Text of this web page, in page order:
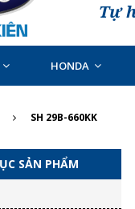
Tự
HONDA
SH 29B-660KK
SẢN PHẨM